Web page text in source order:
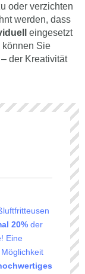
oder verzichten
werden, dass
eingesetzt
können Sie
der Kreativität
20% der
Eine